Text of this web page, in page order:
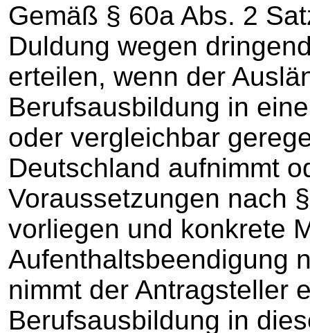
Gemäß § 60a Abs. 2
Duldung wegen
erteilen, wenn der
Berufsausbildung in
oder vergleichbar
Deutschland aufnimmt
Voraussetzungen nach
vorliegen und konkrete
Aufenthaltsbeendigung
nimmt der Antragsteller
Berufsausbildung in